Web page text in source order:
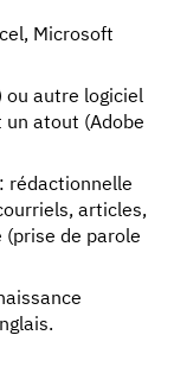
Microsoft
ou autre logiciel
un atout (Adobe
rédactionnelle
articles,
(prise de parole